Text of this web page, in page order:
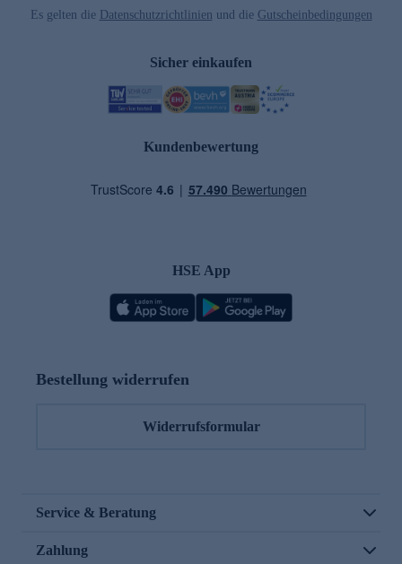
Es gelten die Datenschutzrichtlinien und die Gutscheinbedingungen
Sicher einkaufen
Kundenbewertung
HSE App
Bestellung widerrufen
Widerrufsformular
Service & Beratung
Zahlung